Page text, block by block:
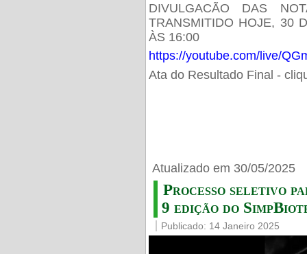
DIVULGACÃO DAS
TRANSMITIDO HOJE, 30
ÀS 16:00
https://youtube.com/live/
Ata do Resultado Final -
Atualizado em 30/05/2025
Processo seletivo
9 edição do
Publicado: 14 Janeiro 2025